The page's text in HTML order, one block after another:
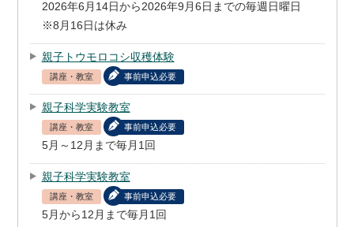
2026年6月14日から2026年9月6日までの毎週日曜日
※8月16日は休み
親子トウモロコシ収穫体験
講座・教室 事前申込必要
親子科学実験教室
講座・教室 事前申込必要
5月～12月まで毎月1回
親子科学実験教室
講座・教室 事前申込必要
5月から12月まで毎月1回